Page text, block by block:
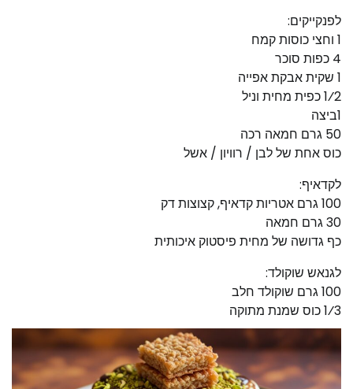
לפנקייקים:
1 וחצי כוסות קמח
4 כפות סוכר
1 שקית אבקת אפייה
1⁄2 כפית מחית וניל
1ביצה
50 גרם חמאה רכה
כוס אחת של לבן / רוויון / אשל
לקדאיף:
100 גרם אטריות קדאיף, קצוצות דק
30 גרם חמאה
כף גדושה של מחית פיסטוק איכותית
לגנאש שוקולד:
100 גרם שוקולד חלב
1⁄3 כוס שמנת מתוקה